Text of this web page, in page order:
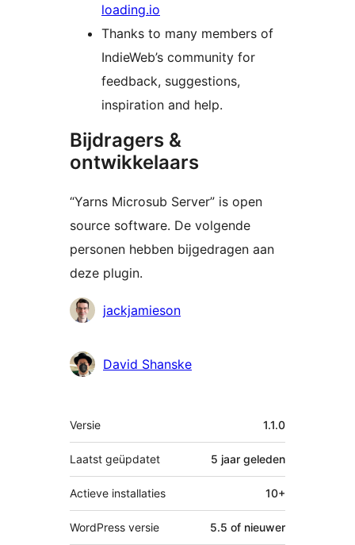
loading.io
Thanks to many members of
IndieWeb’s community for
feedback, suggestions,
inspiration and help.
Bijdragers &
ontwikkelaars
“Yarns Microsub Server” is open
source software. De volgende
personen hebben bijgedragen aan
deze plugin.
Bijdragersjackjamieson
David Shanske
Meta
Versie 1.1.0
Laatst geüpdatet 5 jaar geleden
Actieve installaties 10+
WordPress versie 5.5 of nieuwer